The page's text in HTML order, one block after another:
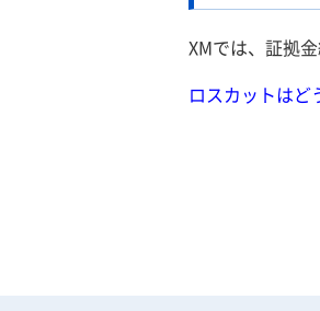
XMでは、証拠
ロスカットはど